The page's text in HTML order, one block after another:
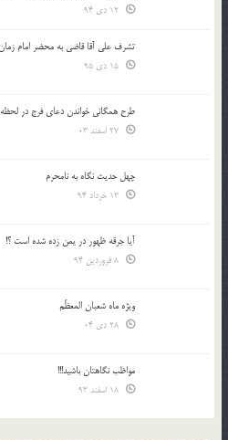
تشرف علي آقا قاضي به محضر امام
طرح همگانی خواندن دعای فرج در
چهل حدیث نگاه به نامحرم
آیا جرقه ظهور در یمن زده شده است ؟!
ویژه ماه شعبان المعظّم
مواظب نگاهتان باشید!!!